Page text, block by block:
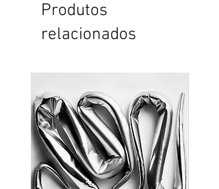
Produtos
relacionados